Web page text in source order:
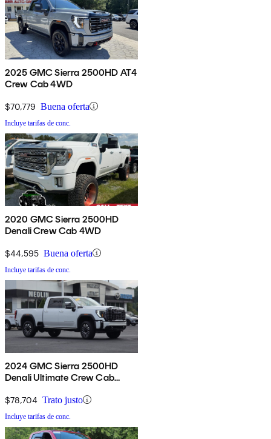
2025 GMC Sierra 2500HD AT4
Crew Cab 4WD
$70,779 Buena oferta
Incluye tarifas de conc.
2020 GMC Sierra 2500HD
Denali Crew Cab 4WD
$44,595 Buena oferta
Incluye tarifas de conc.
2024 GMC Sierra 2500HD
Denali Ultimate Crew Cab
$78,704 Trato justo
Incluye tarifas de conc.